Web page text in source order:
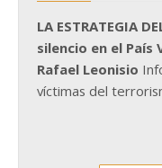
LA ESTRATEGIA
silencio en el País
Rafael Leonisio
víctimas del